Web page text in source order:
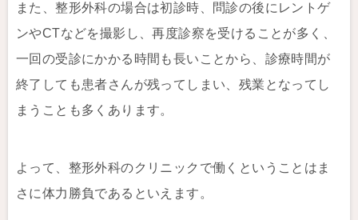
また、整形外科の場合は初診時、問診の後にレントゲ
ンやCTなどを撮影し、再度診察を受けることが多く、
一回の受診にかかる時間も長いことから、診療時間が
終了しても患者さんが残ってしまい、残業となってし
まうことも多くあります。
よって、整形外科のクリニックで働くということはま
さに体力勝負であるといえます。